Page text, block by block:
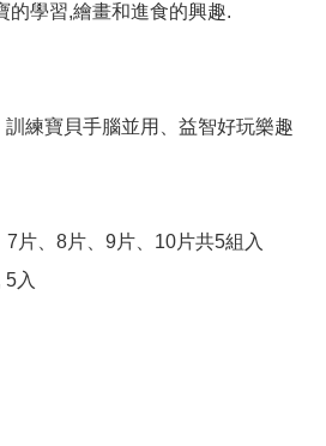
的學習,繪畫和進食的興趣.
練寶貝手腦並用、益智好玩樂趣
片、8片、9片、10片共5組入
入